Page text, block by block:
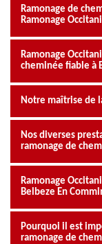
Ramonage de
Ramonage
Ramonage
cheminée fiable à
Notre maîtrise de
Nos diverses
ramonage de
Ramonage
Belbeze En
Pourquoi il est
ramonage de